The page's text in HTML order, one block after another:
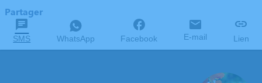
Partager
SMS WhatsApp Facebook E-mail Lien